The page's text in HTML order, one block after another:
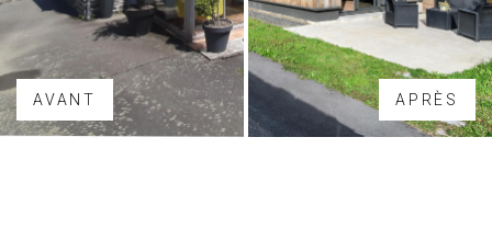
AVANT APRÈS